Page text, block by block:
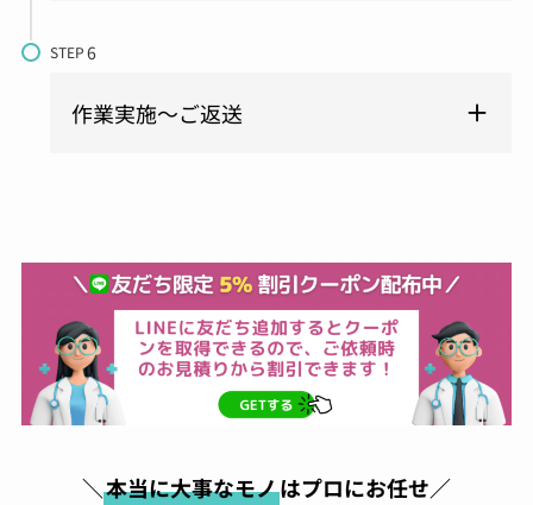
STEP
作業実施～ご返送
＼本当に大事なモノはプロにお任せ／